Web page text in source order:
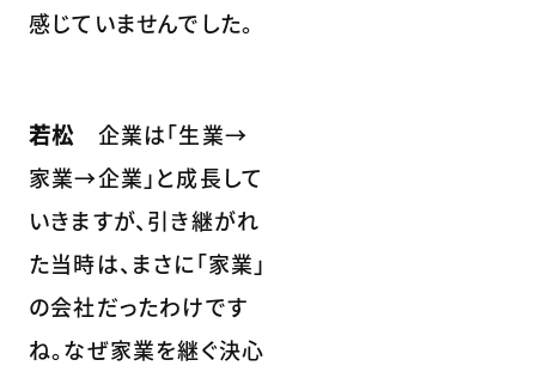
感じていませんでした。
若松 企業は「生業→
家業→企業」と成長して
いきますが、引き継がれ
た当時は、まさに「家業」
の会社だったわけです
ね。なぜ家業を継ぐ決心